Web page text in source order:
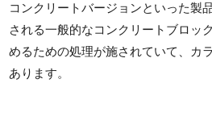
コンクリートバージョンといった製
される一般的なコンクリートブロッ
めるための処理が施されていて、カ
あります。